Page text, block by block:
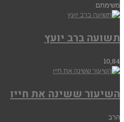
משימתם
תשועה ברב יועץ
10,84
השיעור ששינה את חייו
הרב